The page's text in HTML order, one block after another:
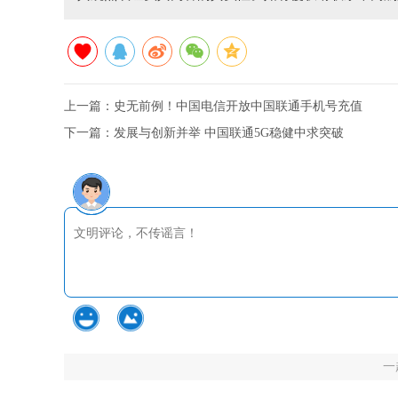
上一篇： 史无前例！中国电信开放中国联通手机号充值
下一篇： 发展与创新并举 中国联通5G稳健中求突破
一